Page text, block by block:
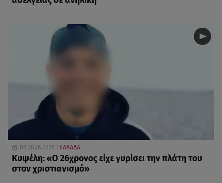
08.08.26, 12:15 ΕΛΛΑΔΑ
Κυψέλη: «Ο 26χρονος είχε γυρίσει την πλάτη του
στον χριστιανισμό»